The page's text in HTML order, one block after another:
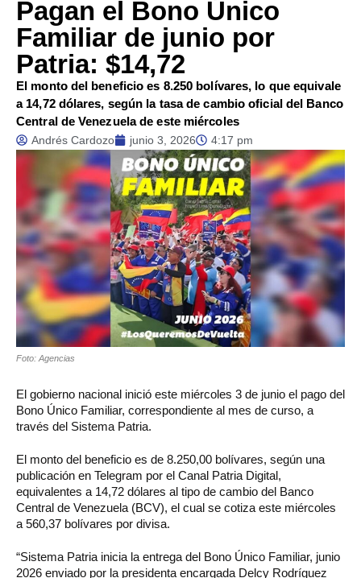
Pagan el Bono Único
Familiar de junio por
Patria: $14,72
El monto del beneficio es 8.250 bolívares, lo que equivale
a 14,72 dólares, según la tasa de cambio oficial del Banco
Central de Venezuela de este miércoles
Andrés Cardozo junio 3, 2026 4:17 pm
Foto: Agencias
El gobierno nacional inició este miércoles 3 de junio el pago del
Bono Único Familiar, correspondiente al mes de curso, a
través del Sistema Patria.
El monto del beneficio es de 8.250,00 bolívares, según una
publicación en Telegram por el Canal Patria Digital,
equivalentes a 14,72 dólares al tipo de cambio del Banco
Central de Venezuela (BCV), el cual se cotiza este miércoles
a 560,37 bolívares por divisa.
“Sistema Patria inicia la entrega del Bono Único Familiar, junio
2026 enviado por la presidenta encargada Delcy Rodríguez